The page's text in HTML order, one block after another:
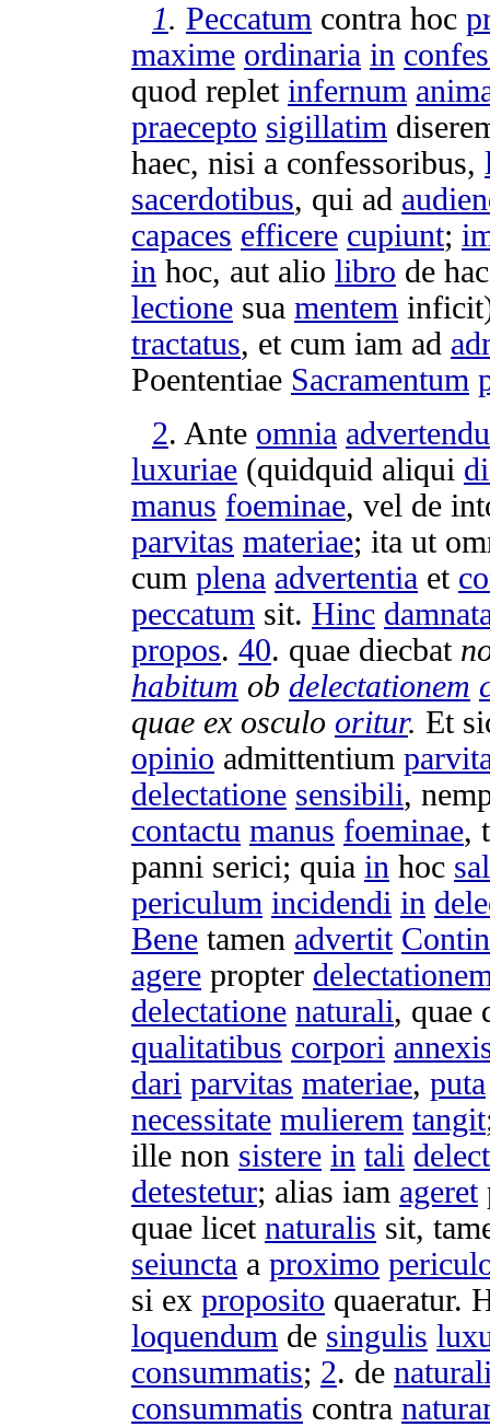
1. Peccatum contra hoc
maxime ordinaria in
quod replet infernum
praecepto sigillatim
haec, nisi a confessoribus,
sacerdotibus, qui ad
capaces efficere cupiunt;
in hoc, aut alio libro de
lectione sua mentem inficit
tractatus, et cum iam ad
Poententiae Sacramentum
2. Ante omnia
luxuriae (quidquid aliqui
manus foeminae, vel de
parvitas materiae; ita ut
cum plena advertentia et
peccatum sit. Hinc
propos. 40. quae diecbat
habitum ob delectationem
quae ex osculo oritur. Et
opinio admittentium
delectatione sensibili,
contactu manus foeminae,
panni serici; quia in hoc
periculum incidendi in
Bene tamen advertit
agere propter
delectatione naturali, quae
qualitatibus corpori
dari parvitas materiae, puta
necessitate mulierem tangit
ille non sistere in tali
detestetur; alias iam ageret
quae licet naturalis sit,
seiuncta a proximo
si ex proposito quaeratur.
loquendum de singulis
consummatis; 2. de
consummatis contra